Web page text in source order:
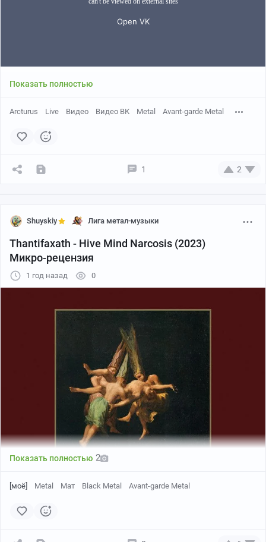
𝗕𝗮𝗻𝗱: Arcturus
𝗔𝗹𝗯𝘂𝗺: Sideshow Symphonies (2005)
𝗚𝗲𝗻𝗿𝗲𝘀: Avantgarde Black Metal
𝗟𝗶𝘃𝗲: Amager Bio, Copenhagen, Denmark
𝗖𝗼𝘂𝗻𝘁𝗿𝘆: Norway
Показать полностью
Arcturus Live Видео Видео ВК Metal Avant-garde Metal
1 2
Shuyskiy Лига метал-музыки
Thantifaxath - Hive Mind Narcosis (2023)
Микро-рецензия
1 год назад 0
Показать полностью 2
[моё] Metal Мат Black Metal Avant-garde Metal